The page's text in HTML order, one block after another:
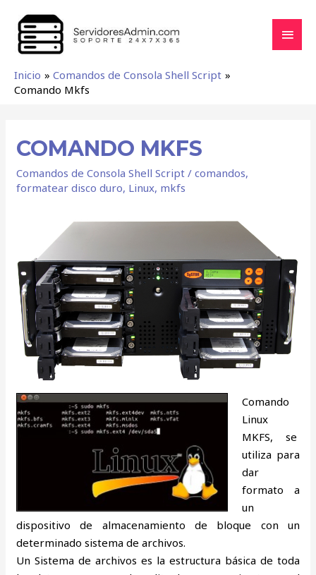
Inicio
Comandos de Consola Shell Script
Comando Mkfs
COMANDO MKFS
Comandos de Consola Shell Script /comandos,
formatear disco duro, Linux, mkfs
Comando
Linux
MKFS, se
utiliza para
dar
formato a
un
dispositivo de almacenamiento de bloque con un
determinado sistema de archivos.
Un Sistema de archivos es la estructura básica de toda